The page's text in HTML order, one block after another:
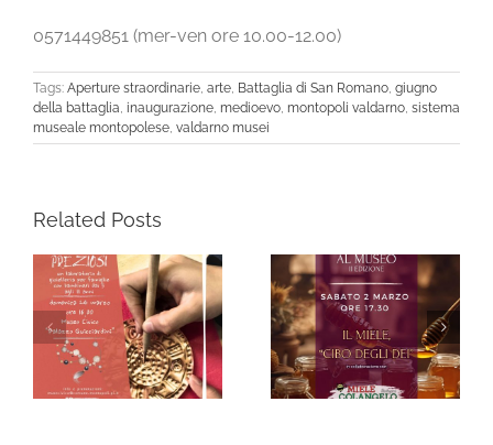
0571449851 (mer-ven ore 10.00-12.00)
Tags: Aperture straordinarie arte Battaglia di San Romano giugno
della battaglia inaugurazione medioevo montopoli valdarno sistema
museale montopolese valdarno musei
Related Posts
“Degustazioni ad Arte
al Museo” – II Edizione
Scopri il Magico
Natale con il Sistema
Museale
Montopolese